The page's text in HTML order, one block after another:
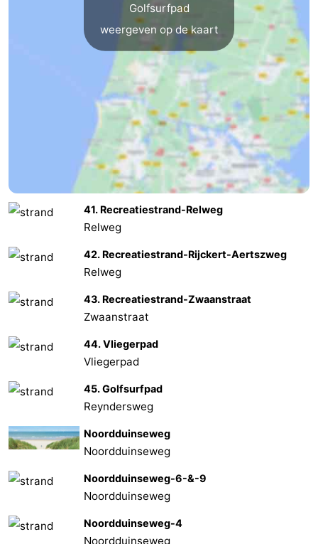
Golfsurfpad
weergeven op de kaart
41. Recreatiestrand-Relweg
Relweg
42. Recreatiestrand-Rijckert-Aertszweg
Relweg
43. Recreatiestrand-Zwaanstraat
Zwaanstraat
44. Vliegerpad
Vliegerpad
45. Golfsurfpad
Reyndersweg
Noordduinseweg
Noordduinseweg
Noordduinseweg-6-&-9
Noordduinseweg
Noordduinseweg-4
Noordduinseweg